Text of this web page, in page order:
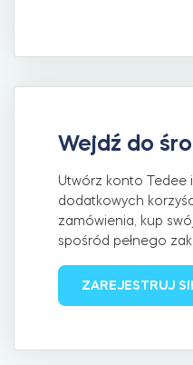
Tedee Bridge
Door Sensor
Dedykowane
Wejdź do
Utwórz konto Tedee
dodatkowych
zamówienia, kup
spośród pełnego
ZAREJESTRUJ